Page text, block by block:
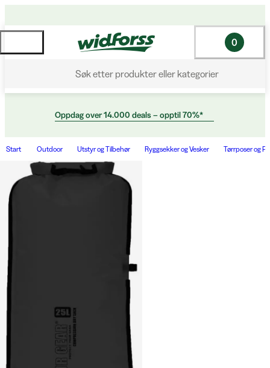
Søk etter produkter eller kategorier
0
Oppdag over 14.000 deals – opptil 70%*
Start Outdoor Utstyr og Tilbehør Ryggsekker og Vesker Tørrposer og